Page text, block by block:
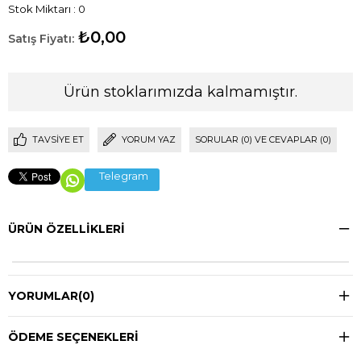
Stok Miktarı : 0
₺0,00
Ürün stoklarımızda kalmamıştır.
TAVSIYE ET YORUM YAZ SORULAR (0) VE CEVAPLAR (0)
Telegram
ÜRÜN ÖZELLIKLERI
YORUMLAR(0)
ÖDEME SEÇENEKLERI